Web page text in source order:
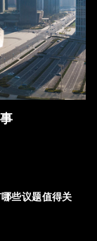
些议题值得关